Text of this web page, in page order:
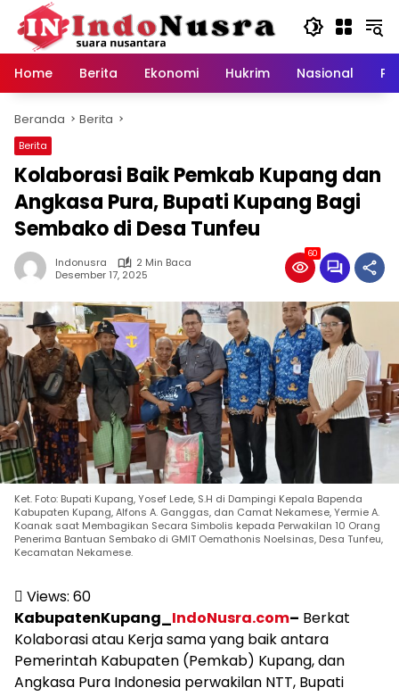
Langsung
konten
Home
Berita Ekonomi Hukrim Nasional
Beranda Berita
Berita
Kolaborasi Baik Pemkab Kupang dan
Angkasa Pura, Bupati Kupang Bagi
Sembako di Desa Tunfeu
Indonusra
2 Min Baca
Desember 17, 2025
60
Ket. Foto: Bupati Kupang, Yosef Lede, S.H di Dampingi Kepala Bapenda
Kabupaten Kupang, Alfons A. Ganggas, dan Camat Nekamese, Yermie A.
Koanak saat Membagikan Secara Simbolis kepada Perwakilan 10 Orang
Penerima Bantuan Sembako di GMIT Oemathonis Noelsinas, Desa Tunfeu,
Kecamatan Nekamese.
Views: 60
KabupatenKupang_ IndoNusra.com– Berkat
Kolaborasi atau Kerja sama yang baik antara
Pemerintah Kabupaten (Pemkab) Kupang, dan
Angkasa Pura Indonesia perwakilan NTT, Bupati